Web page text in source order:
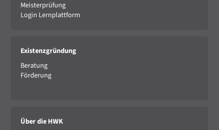
Meisterprüfung
Login Lernplattform
Existenzgründung
Beratung
Förderung
Über die HWK